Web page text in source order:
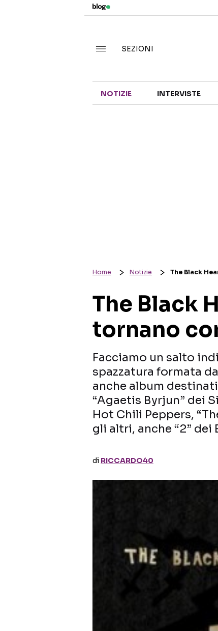
SEZIONI
NOTIZIE INTERVISTE
Home Notizie The Black
The Black
tornano
Facciamo un salto
spazzatura formata
anche album
“Agaetis Byrjun” dei
Hot Chili Peppers,
gli altri, anche “2” dei
di RICCARDO40